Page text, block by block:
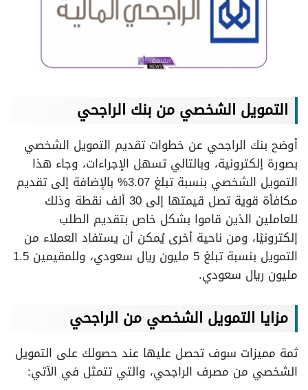
التمويل الشخصي من بنك الراجحي
أوضح بنك الراجحي عن خطوات تقديم التمويل الشخصي
بصورة إلكترونية، وبالتالي تسهل الإجراءات، وجاء هذا
التمويل الشخصي بنسبة تبلغ 3.07% بالإضافة إلى تقديم
مكافأة قوية تصل قيمتها إلى 30 ألف نقطة وذلك
للعاملين الذين قاموا بشكل خاص بتقديم الطلب
إلكترونيًا، ومن ناحية أخرى يُمكن أن يستفاد العملاء من
التمويل بنسبة تبلغ 5 مليون ريال سعودي، وللمقيمين 1.5
مليون ريال سعودي.
مزايا التمويل الشخصي من الراجحي
ثمة مميزات سوف تحصل عليها عند حصولك على التمويل
الشخصي من مصرف الراجحي، والتي تتمثل في الآتي: